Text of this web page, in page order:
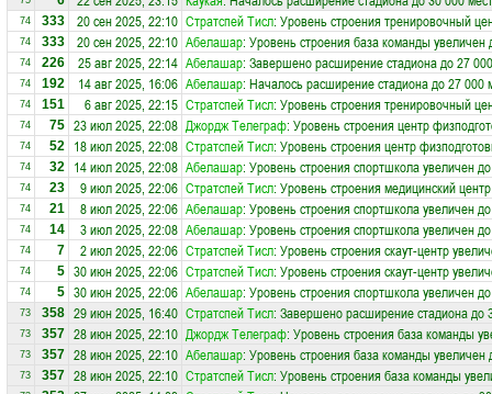
74 333 20 сен 2025, 22:10 Стратспей Тисл: Уровень строения тренировочный
74 333 20 сен 2025, 22:10 Абелашар: Уровень строения база команды увеличен
74 226 25 авг 2025, 22:14 Абелашар: Завершено расширение стадиона до 27
74 192 14 авг 2025, 16:06 Абелашар: Началось расширение стадиона до 27 000
74 151 6 авг 2025, 22:15 Стратспей Тисл: Уровень строения тренировочный
74 75 23 июл 2025, 22:08 Джордж Телеграф: Уровень строения центр
74 52 18 июл 2025, 22:08 Стратспей Тисл: Уровень строения центр
74 32 14 июл 2025, 22:08 Абелашар: Уровень строения спортшкола увеличен
74 23 9 июл 2025, 22:06 Стратспей Тисл: Уровень строения медицинский
74 21 8 июл 2025, 22:06 Абелашар: Уровень строения спортшкола увеличен
74 14 3 июл 2025, 22:08 Абелашар: Уровень строения спортшкола увеличен
74 7 2 июл 2025, 22:06 Стратспей Тисл: Уровень строения скаут-центр
74 5 30 июн 2025, 22:06 Стратспей Тисл: Уровень строения скаут-центр
74 5 30 июн 2025, 22:06 Абелашар: Уровень строения спортшкола увеличен
73 358 29 июн 2025, 16:40 Стратспей Тисл: Завершено расширение стадиона до
73 357 28 июн 2025, 22:10 Джордж Телеграф: Уровень строения база команды
73 357 28 июн 2025, 22:10 Абелашар: Уровень строения база команды увеличен
73 357 28 июн 2025, 22:10 Стратспей Тисл: Уровень строения база команды